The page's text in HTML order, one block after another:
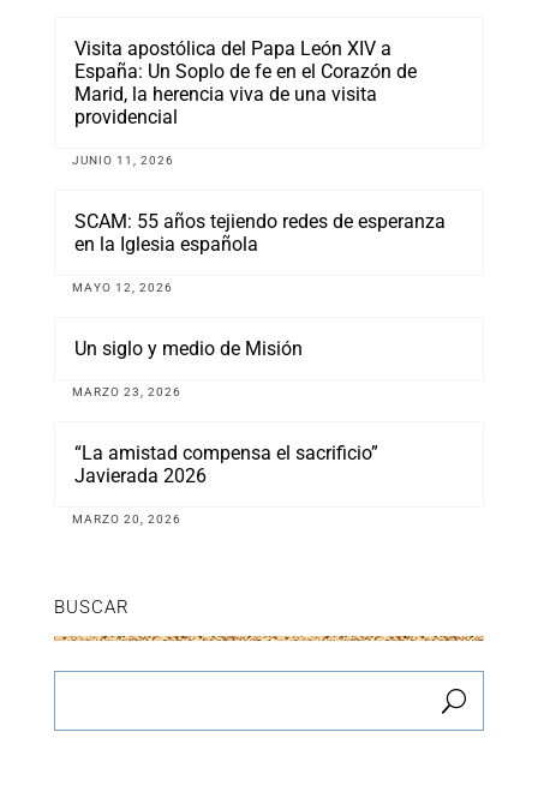
Visita apostólica del Papa León XIV a
España: Un Soplo de fe en el Corazón de
Marid, la herencia viva de una visita
providencial
JUNIO 11, 2026
SCAM: 55 años tejiendo redes de esperanza
en la Iglesia española
MAYO 12, 2026
Un siglo y medio de Misión
MARZO 23, 2026
“La amistad compensa el sacrificio”
Javierada 2026
MARZO 20, 2026
BUSCAR